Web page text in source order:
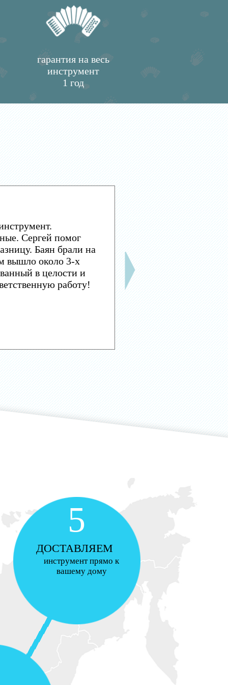
гарантия на весь
инструмент
1 год
Сергей помог
Баян брали на
вышло около 3-х
в целости и
работу!
5
ДОСТАВЛЯЕМ
инструмент прямо к
вашему дому